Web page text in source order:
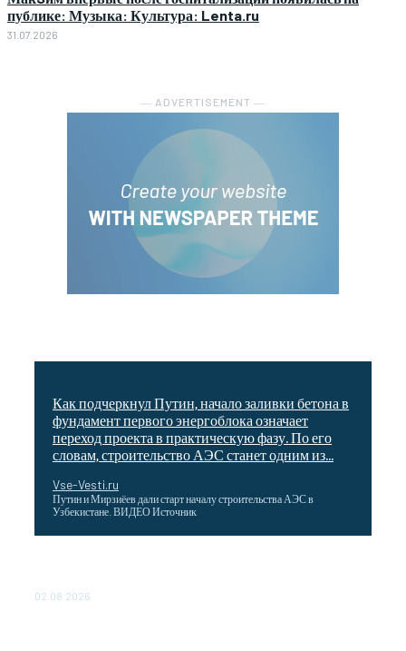
публике: Музыка: Культура: Lenta.ru
31.07.2026
― ADVERTISEMENT ―
Как подчеркнул Путин, начало заливки бетона в
фундамент первого энергоблока означает
переход проекта в практическую фазу. По его
словам, строительство АЭС станет одним из...
Vse-Vesti.ru
Путин и Мирзиёев дали старт началу строительства АЭС в
Узбекистане. ВИДЕО Источник
02.08.2026